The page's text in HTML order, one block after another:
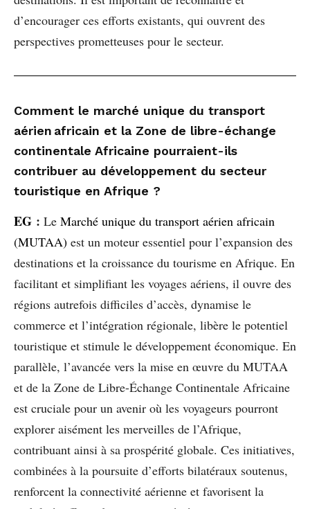
d’encourager ces efforts existants, qui ouvrent des
perspectives prometteuses pour le secteur.
Comment le marché unique du transport
aérien africain et la Zone de libre-échange
continentale Africaine pourraient-ils
contribuer au développement du secteur
touristique en Afrique ?
EG : Le Marché unique du transport aérien africain
(MUTAA) est un moteur essentiel pour l’expansion des
destinations et la croissance du tourisme en Afrique. En
facilitant et simplifiant les voyages aériens, il ouvre des
régions autrefois difficiles d’accès, dynamise le
commerce et l’intégration régionale, libère le potentiel
touristique et stimule le développement économique. En
parallèle, l’avancée vers la mise en œuvre du MUTAA
et de la Zone de Libre-Échange Continentale Africaine
est cruciale pour un avenir où les voyageurs pourront
explorer aisément les merveilles de l’Afrique,
contribuant ainsi à sa prospérité globale. Ces initiatives,
combinées à la poursuite d’efforts bilatéraux soutenus,
renforcent la connectivité aérienne et favorisent la